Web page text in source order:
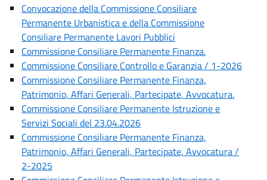
Convocazione della Commissione Consiliare
Permanente Urbanistica e della Commissione
Consiliare Permanente Lavori Pubblici
Commissione Consiliare Permanente Finanza.
Commissione Consiliare Controllo e Garanzia / 1-2026
Commissione Consiliare Permanente Finanza,
Patrimonio, Affari Generali, Partecipate, Avvocatura.
Commissione Consiliare Permanente Istruzione e
Servizi Sociali del 23.04.2026
Commissione Consiliare Permanente Finanza,
Patrimonio, Affari Generali, Partecipate, Avvocatura /
2-2025